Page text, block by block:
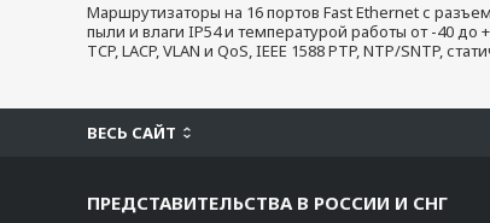
Маршрутизаторы на 16 портов Fast Ethernet с
пыли и влаги IP54 и температурой работы от -40
TCP, LACP, VLAN и QoS, IEEE 1588 PTP, NTP/SNTP,
ВЕСЬ САЙТ
ПРЕДСТАВИТЕЛЬСТВА В РОССИИ И СНГ